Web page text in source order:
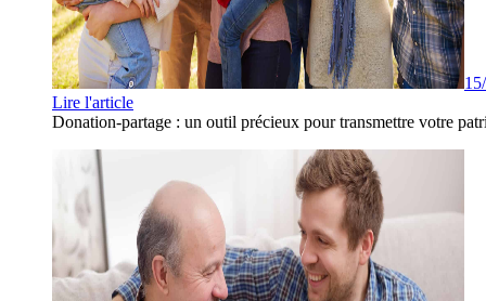
Lire l'article
Donation-partage : un outil précieux pour transmettre votre